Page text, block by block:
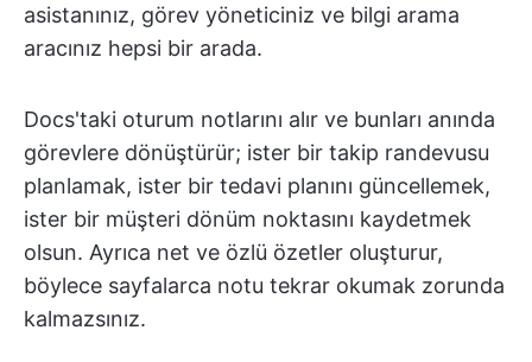
asistanınız, görev yöneticiniz ve bilgi arama
aracınız hepsi bir arada.
Docs'taki oturum notlarını alır ve bunları anında
görevlere dönüştürür; ister bir takip randevusu
planlamak, ister bir tedavi planını güncellemek,
ister bir müşteri dönüm noktasını kaydetmek
olsun. Ayrıca net ve özlü özetler oluşturur,
böylece sayfalarca notu tekrar okumak zorunda
kalmazsınız.